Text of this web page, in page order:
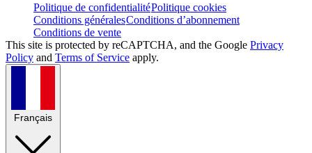
Politique de confidentialitéPolitique cookies
Conditions généralesConditions d’abonnement
Conditions de vente
This site is protected by reCAPTCHA, and the Google Privacy
Policy and Terms of Service apply.
Français